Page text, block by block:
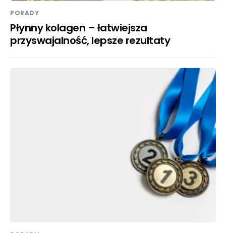
PORADY
Płynny kolagen – łatwiejsza
przyswajalność, lepsze rezultaty